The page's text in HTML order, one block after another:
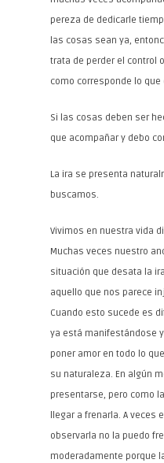
pereza de dedicarle
las cosas sean ya,
trata de perder el control
como corresponde lo que
Si las cosas deben ser
que acompañar y debo
La ira se presenta
buscamos.
Vivimos en nuestra vida
Muchas veces nuestro
situación que desata la
aquello que nos parece
Cuando esto sucede es
ya está manifestándose
poner amor en todo lo
su naturaleza. En algún
presentarse, pero como
llegar a frenarla. A veces
observarla no la puedo
moderadamente porque